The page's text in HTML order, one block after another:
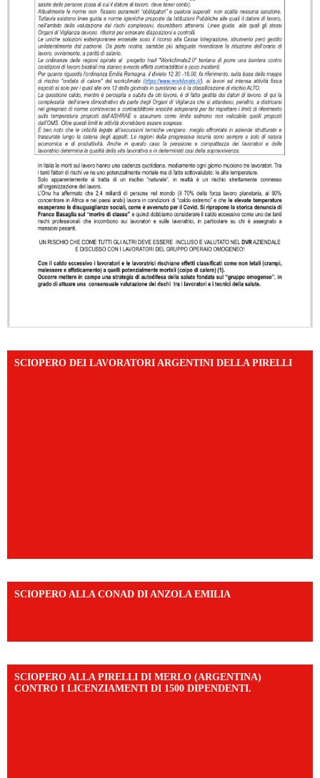
SCIOPERO DEI LAVORATORI ARGENTINI DELLA PIRELLI
SCIOPERO ALLA CONAD DI ANZOLA EMILIA
SCIOPERO ALLA PIRELLI DI MERLO (ARGENTINA)
CONTRO I LICENZIAMENTI DI 1500 DIPENDENTI.